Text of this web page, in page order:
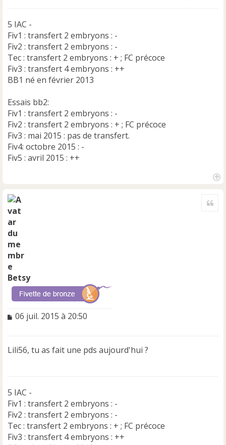
5 IAC -
Fiv1 : transfert 2 embryons : -
Fiv2 : transfert 2 embryons : -
Tec : transfert 2 embryons : + ; FC précoce
Fiv3 : transfert 4 embryons : ++
BB1 né en février 2013
Essais bb2:
Fiv1 : transfert 2 embryons : -
Fiv2 : transfert 2 embryons : + ; FC précoce
Fiv3 : mai 2015 : pas de transfert.
Fiv4: octobre 2015 : -
Fiv5 : avril 2015 : ++
Betsy
M
s
a
o
n
l
u
06 juil. 2015 à 20:50
Lili56, tu as fait une pds aujourd'hui ?
5 IAC -
Fiv1 : transfert 2 embryons : -
Fiv2 : transfert 2 embryons : -
Tec : transfert 2 embryons : + ; FC précoce
Fiv3 : transfert 4 embryons : ++